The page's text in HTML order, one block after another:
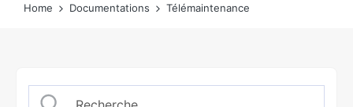
Home Documentations Télémaintenance